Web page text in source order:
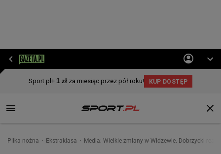
Piłka nożna Ekstraklasa Media: Wielkie zmiany w Widzewie. Dobrzycki